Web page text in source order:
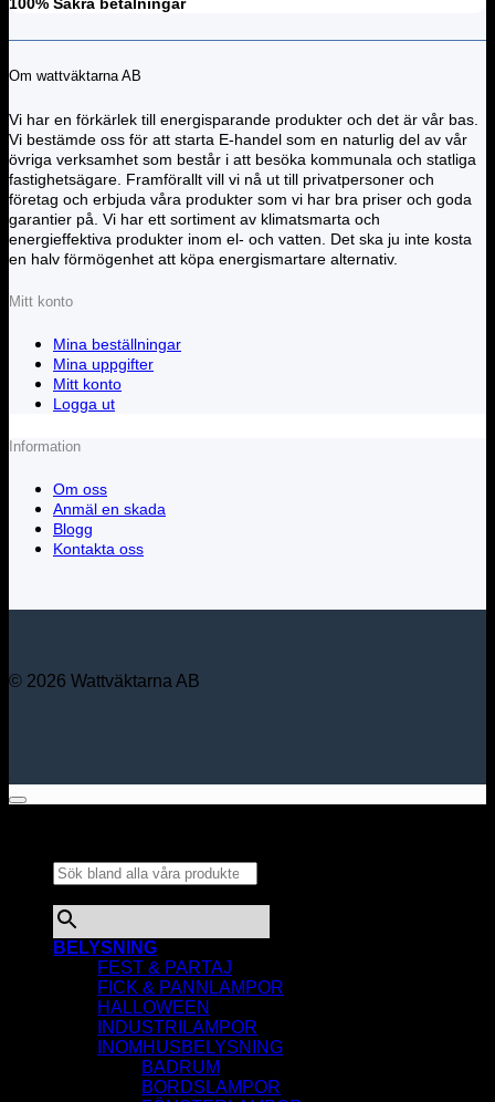
100% Säkra betalningar
Om wattväktarna AB
Vi har en förkärlek till energisparande produkter och det är vår bas.
Vi bestämde oss för att starta E-handel som en naturlig del av vår
övriga verksamhet som består i att besöka kommunala och statliga
fastighetsägare. Framförallt vill vi nå ut till privatpersoner och
företag och erbjuda våra produkter som vi har bra priser och goda
garantier på. Vi har ett sortiment av klimatsmarta och
energieffektiva produkter inom el- och vatten. Det ska ju inte kosta
en halv förmögenhet att köpa energismartare alternativ.
Mitt konto
Mina beställningar
Mina uppgifter
Mitt konto
Logga ut
Information
Om oss
Anmäl en skada
Blogg
Kontakta oss
© 2026 Wattväktarna AB
BELYSNING
FEST & PARTAJ
FICK & PANNLAMPOR
HALLOWEEN
INDUSTRILAMPOR
INOMHUSBELYSNING
BADRUM
BORDSLAMPOR